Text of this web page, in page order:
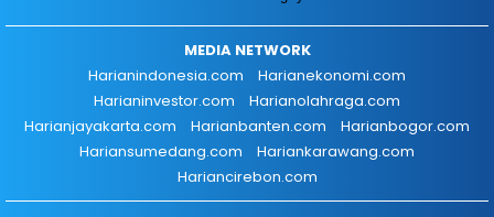
MEDIA NETWORK
Harianindonesia.com
Harianekonomi.com
Harianinvestor.com
Harianolahraga.com
Harianjayakarta.com
Harianbanten.com
Harianbogor.com
Hariansumedang.com
Hariankarawang.com
Hariancirebon.com